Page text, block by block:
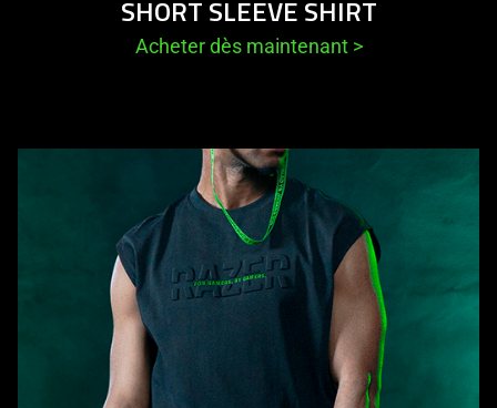
SHORT SLEEVE SHIRT
Acheter dès maintenant >